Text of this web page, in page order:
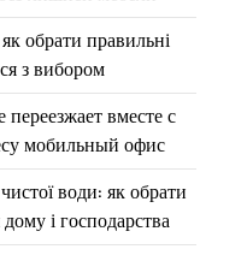
обрати правильні
з вибором
переезжает вместе с
мобильный офис
води: як обрати
і господарства